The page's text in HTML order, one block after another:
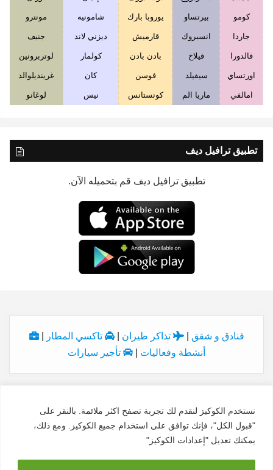
نستخدم الكوكيز لنقدم لك تجربة تصفح اكثر ملائمة. بالنقر على
"قبول الكل"، فإنك توافق على استخدام جميع الكوكيز. ومع ذلك،
يمكنك تعديل "إعدادات الكوكيز"
كومو بيرتساو يوروبا بارك شامونيه مونترو
جاردا انسبروك قارميش ديزني لاند جنيف
فالدورا فيلاخ بادن بادن كولمار لوتربرونين
اورتساي سيفيلد فوسن كان غرينديلوالد
امالفي ماريا الم كونستانس نيس لوغانو
تطبيق ترافيل ديف
تطبيق ترافيل ديف قم بتحميله الآن.
فنادق و شقق | تذاكر طيران | تاكسي المطار
|
أنشطة وفعاليات
تأجير سيارات
© Copyright 2026, All Rights Reserved
الاسم:
النداء الاخير السجل: 7028927627 الدولة:السعودية